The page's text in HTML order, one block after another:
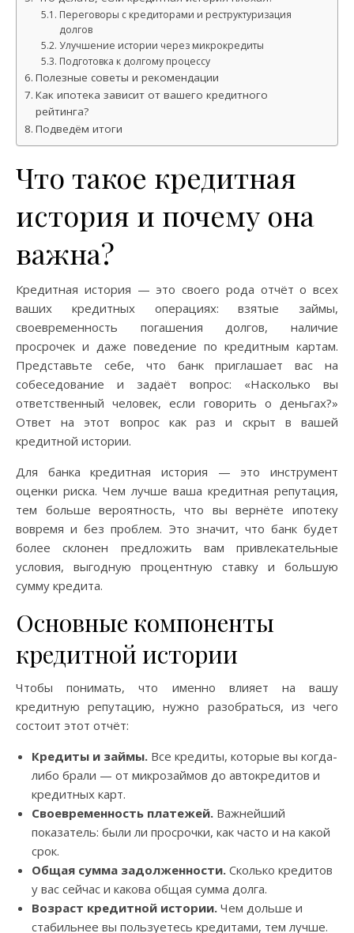
Переговоры с кредиторами и реструктуризация
долгов
Улучшение истории через микрокредиты
Подготовка к долгому процессу
Полезные советы и рекомендации
Как ипотека зависит от вашего кредитного
рейтинга?
Подведём итоги
Что такое кредитная
история и почему она
важна?
Кредитная история — это своего рода отчёт о всех
ваших кредитных операциях: взятые займы,
своевременность погашения долгов, наличие
просрочек и даже поведение по кредитным картам.
Представьте себе, что банк приглашает вас на
собеседование и задаёт вопрос: «Насколько вы
ответственный человек, если говорить о деньгах?»
Ответ на этот вопрос как раз и скрыт в вашей
кредитной истории.
Для банка кредитная история — это инструмент
оценки риска. Чем лучше ваша кредитная репутация,
тем больше вероятность, что вы вернёте ипотеку
вовремя и без проблем. Это значит, что банк будет
более склонен предложить вам привлекательные
условия, выгодную процентную ставку и большую
сумму кредита.
Основные компоненты
кредитной истории
Чтобы понимать, что именно влияет на вашу
кредитную репутацию, нужно разобраться, из чего
состоит этот отчёт:
Кредиты и займы. Все кредиты, которые вы когда-
либо брали — от микрозаймов до автокредитов и
кредитных карт.
Своевременность платежей. Важнейший
показатель: были ли просрочки, как часто и на какой
срок.
Общая сумма задолженности. Сколько кредитов
у вас сейчас и какова общая сумма долга.
Возраст кредитной истории. Чем дольше и
стабильнее вы пользуетесь кредитами, тем лучше.